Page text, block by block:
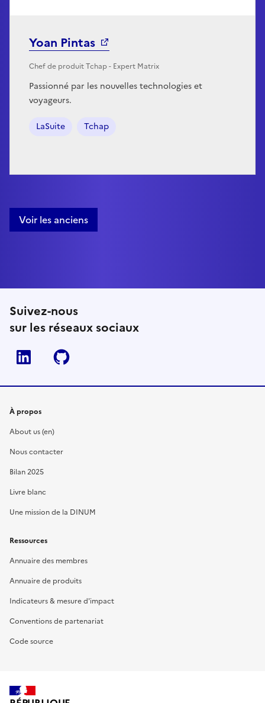
Yoan Pintas
Chef de produit Tchap - Expert Matrix
Passionné par les nouvelles technologies et
voyageurs.
LaSuite Tchap
Voir les anciens
Suivez-nous
sur les réseaux sociaux
Linkedin
À propos
About us (en)
Nous contacter
Bilan 2025
Livre blanc
Une mission de la DINUM
Ressources
Annuaire des membres
Annuaire de produits
Indicateurs & mesure d'impact
Conventions de partenariat
Code source